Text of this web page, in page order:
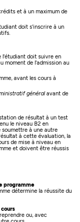
et à un maximum de
doit s'inscrire à un
l'étudiant doit suivre en
moment de l'admission au
avant les cours à
généralavant de
de résultat à un test
le niveau B2 en
à une autre
à cette évaluation, la
de mise à niveau en
et doivent être réussis
programme
détermine la réussite du
ou, avec